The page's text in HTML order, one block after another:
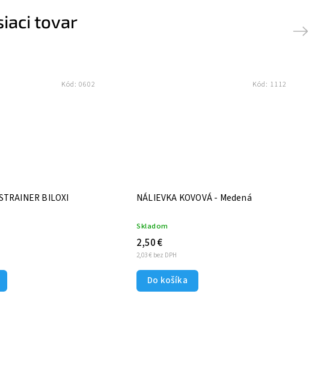
tovar
BILOXI
Kód: 0602
NÁLIEVKA KOVOVÁ - Medená
Skladom
2,03 € bez DPH
2,50 €
Do košíka
Kód: 1112
Next